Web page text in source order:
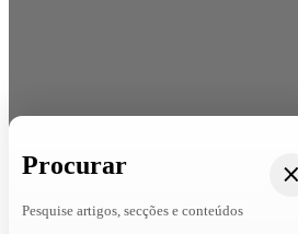
Procurar
Pesquise artigos, secções e conteúdos